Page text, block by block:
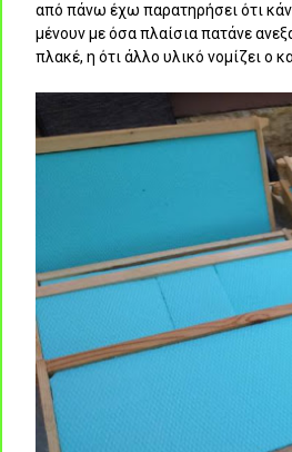
από πάνω έχω παρατηρήσει ότι
μένουν με όσα πλαίσια πατάνε
πλακέ, η ότι άλλο υλικό νομίζει ο